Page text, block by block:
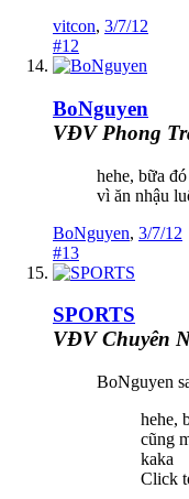
vitcon, 3/7/12
#12
BoNguyen
VĐV Phong
hehe, bữa
vì ăn nhậu
BoNguyen, 3/7/12
#13
SPORTS
VĐV Chuyên
BoNguyen
hehe,
cũng
kaka
Click